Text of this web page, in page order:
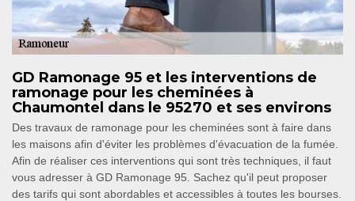
GD Ramonage 95 et les interventions de
ramonage pour les cheminées à
Chaumontel dans le 95270 et ses environs
Des travaux de ramonage pour les cheminées sont à faire dans
les maisons afin d'éviter les problèmes d'évacuation de la fumée.
Afin de réaliser ces interventions qui sont très techniques, il faut
vous adresser à GD Ramonage 95. Sachez qu'il peut proposer
des tarifs qui sont abordables et accessibles à toutes les bourses.